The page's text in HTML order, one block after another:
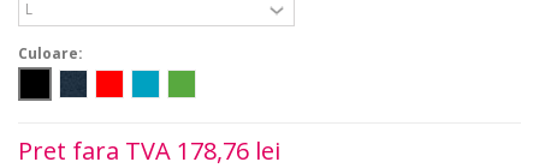
Culoare:
Pret fara TVA 178,76 lei